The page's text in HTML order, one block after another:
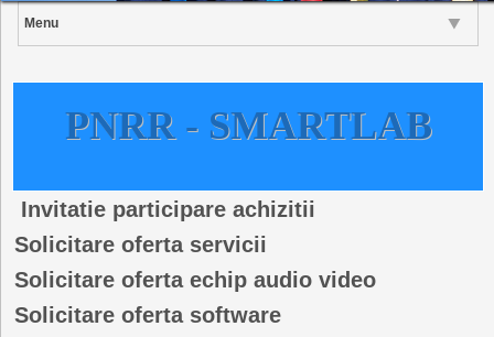
Menu
PNRR - SMARTLAB
Invitatie participare achizitii
Solicitare oferta servicii
Solicitare oferta echip audio video
Solicitare oferta software